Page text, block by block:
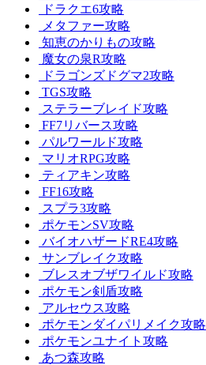
ドラクエ6攻略
メタファー攻略
知恵のかりもの攻略
魔女の泉R攻略
ドラゴンズドグマ2攻略
TGS攻略
ステラーブレイド攻略
FF7リバース攻略
パルワールド攻略
マリオRPG攻略
ティアキン攻略
FF16攻略
スプラ3攻略
ポケモンSV攻略
バイオハザードRE4攻略
サンブレイク攻略
ブレスオブザワイルド攻略
ポケモン剣盾攻略
アルセウス攻略
ポケモンダイパリメイク攻略
ポケモンユナイト攻略
あつ森攻略